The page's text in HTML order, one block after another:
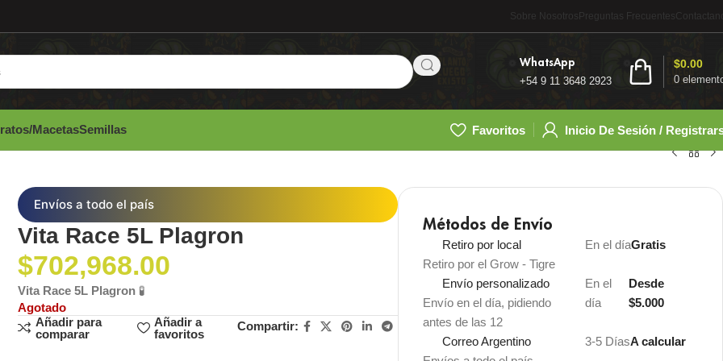
Sobre Nosotros Preguntas Frecuentes
WhatsApp
+54 9 11 3648 2923 0
$0.00
MacetasSemillas Favoritos
Inicio De Sesión /
Envíos a todo el país
Vita Race 5L Plagron
$702,968.00
Vita Race 5L Plagron 🧪
Agotado
Añadir para
comparar
Añadir a
favoritos
Compartir:
Métodos de Envío
Retiro por local
Retiro por el Grow - Tigre
En el díaGratis
Envío personalizado
Envío en el día, pidiendo
antes de las 12
En el
día
Desde
$5.000
Correo Argentino
3-5 DíasA calcular